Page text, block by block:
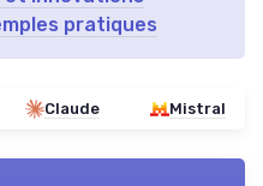
pratiques
Claude Mistral